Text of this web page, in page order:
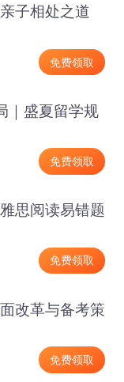
子相处之道
免费领取
｜盛夏留学规
免费领取
思阅读易错题
免费领取
改革与备考策
免费领取